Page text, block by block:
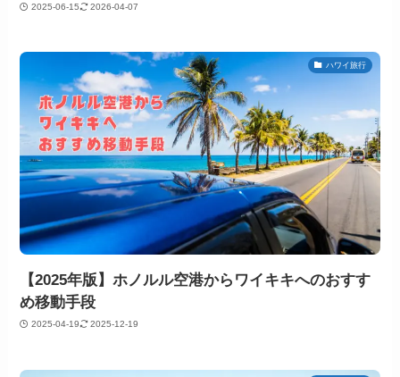
2025-06-15 2026-04-07
ハワイ旅行
【2025年版】ホノルル空港からワイキキへのおすす
め移動手段
2025-04-19 2025-12-19